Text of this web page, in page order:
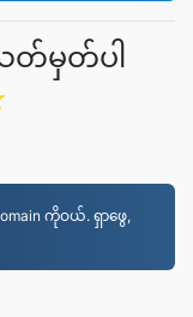
မှတ်ပါ
ကိုဝယ်. ရှာဖွေ,